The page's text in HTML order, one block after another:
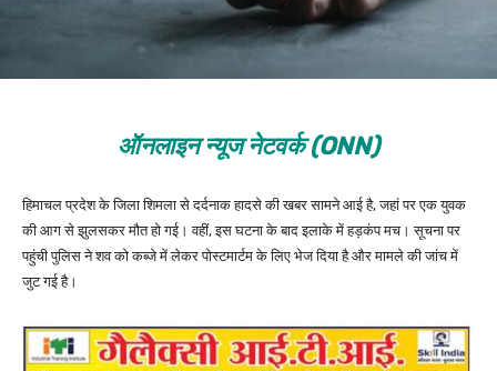
ऑनलाइन न्यूज नेटवर्क (ONN)
हिमाचल प्रदेश के जिला शिमला से दर्दनाक हादसे की खबर सामने आई है, जहां पर एक युवक
की आग से झुलसकर मौत हो गई। वहीं, इस घटना के बाद इलाके में हड़कंप मच। सूचना पर
पहुंची पुलिस ने शव को कब्जे में लेकर पोस्टमार्टम के लिए भेज दिया है और मामले की जांच में
जुट गई है।